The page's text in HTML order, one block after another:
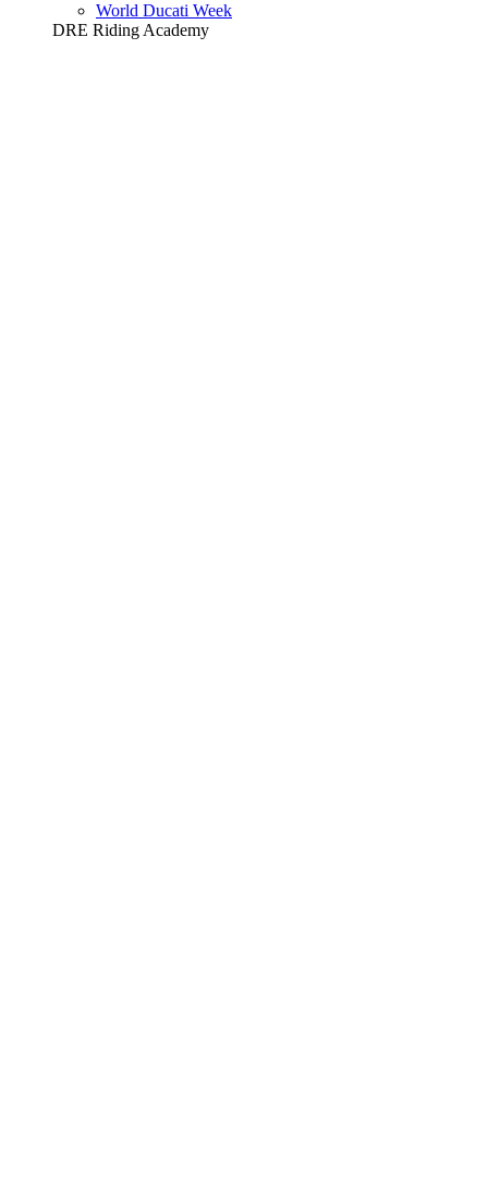
World Ducati Week
DRE Riding Academy